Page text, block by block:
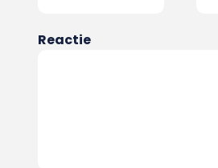
Reactie